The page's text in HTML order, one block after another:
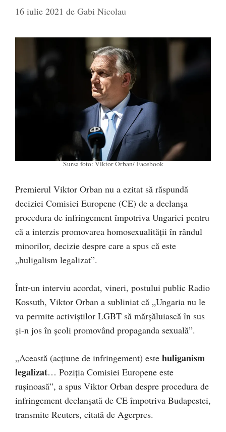
16 iulie 2021 de Gabi Nicolau
Sursa foto: Viktor Orban/ Facebook
Premierul Viktor Orban nu a ezitat să răspundă
deciziei Comisiei Europene (CE) de a declanșa
procedura de infringement împotriva Ungariei pentru
că a interzis promovarea homosexualității în rândul
minorilor, decizie despre care a spus că este
„huligalism legalizat”.
Într-un interviu acordat, vineri, postului public Radio
Kossuth, Viktor Orban a subliniat că „Ungaria nu le
va permite activiştilor LGBT să mărşăluiască în sus
şi-n jos în şcoli promovând propaganda sexuală”.
„Această (acţiune de infringement) este huliganism
legalizat… Poziţia Comisiei Europene este
ruşinoasă”, a spus Viktor Orban despre procedura de
infringement declanșată de CE împotriva Budapestei,
transmite Reuters, citată de Agerpres.